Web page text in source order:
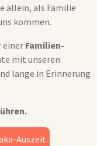
allein, als Familie
kommen.
einer Familien-
mit unseren
lange in Erinnerung
Auszeit.